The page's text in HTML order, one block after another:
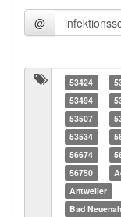
@
53424
53494
53507
53534
56674
56750
Antweiler
Bad